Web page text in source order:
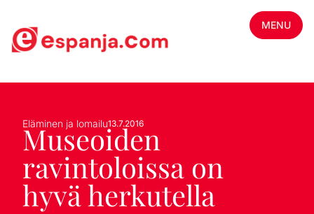
MENU
Eläminen ja lomailu13.7.2016
Museoiden
ravintoloissa on
hyvä herkutella